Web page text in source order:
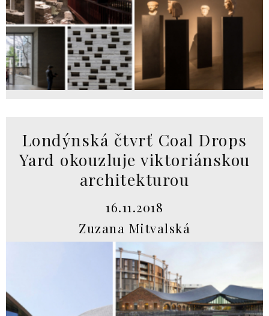
Londýnská čtvrť Coal Drops
Yard okouzluje viktoriánskou
architekturou
16.11.2018
Zuzana Mitvalská